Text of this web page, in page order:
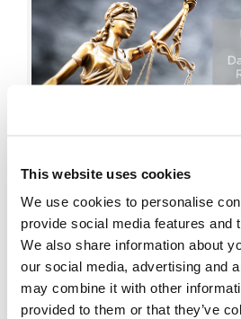
This website uses cookies
We use cookies to personalise
provide social media features and
We also share information about
our social media, advertising and
may combine it with other
provided to them or that they’ve
13
Jun
bis 2027 die
Advokatur Gesetz
News
| View
2015 hat der Bundesrat eine